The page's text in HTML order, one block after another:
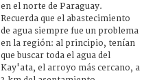
en el norte de Paraguay.
Recuerda que el abastecimiento
de agua siempre fue un problema
en la región: al principio, tenían
que buscar toda el agua del
Kay'ata, el arroyo más cercano, a